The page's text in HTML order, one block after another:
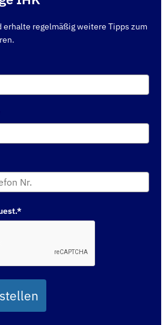
erhalte regelmäßig weitere Tipps zum